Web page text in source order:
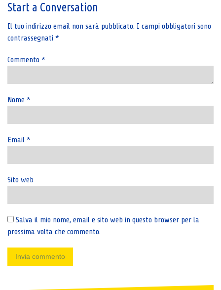
Start a Conversation
Il tuo indirizzo email non sarà pubblicato. I campi obbligatori sono
contrassegnati *
Commento *
Nome *
Email *
Sito web
Salva il mio nome, email e sito web in questo browser per la
prossima volta che commento.